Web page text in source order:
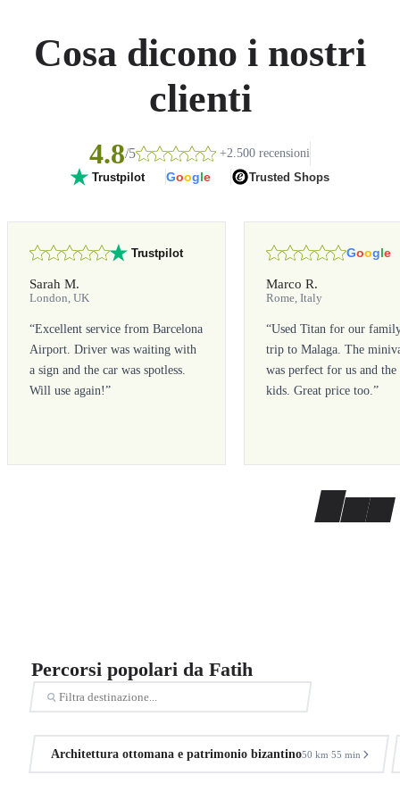
Cosa dicono i nostri
clienti
4.8/5 +2.500 recensioni
Trustpilot Google Trusted Shops
Trustpilot
Sarah M.
London, UK
“Excellent service from Barcelona
Airport. Driver was waiting with
a sign and the car was spotless.
Will use again!”
Google
Marco R.
Rome, Italy
“Used Titan for our
trip to Malaga. The
was perfect for us and the
kids. Great price too.”
Percorsi popolari da Fatih
Architettura ottomana e patrimonio bizantino50 km·55 min